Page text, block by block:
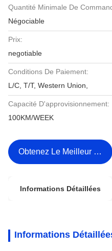
Quantité Minimale De
Négociable
Prix:
negotiable
Conditions De Paiement:
L/C, T/T, Western Union,
Capacité D'approvisionnement:
100KM/WEEK
Obtenez Le Meilleur Prix
Informations Détaillées
Informations